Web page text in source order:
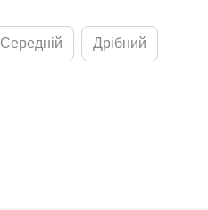
Середній Дрібний